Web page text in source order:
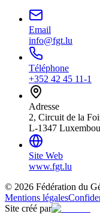
Email
info@fgt.lu
Téléphone
+352 42 45 11-1
Adresse
2, Circuit de la
L-1347
Site Web
www.fgt.lu
© 2026 Fédération du
Mentions légales
Site créé par